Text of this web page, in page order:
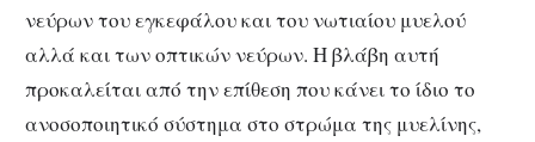
νεύρων του εγκεφάλου και του νωτιαίου μυελού
αλλά και των οπτικών νεύρων. Η βλάβη αυτή
προκαλείται από την επίθεση που κάνει το ίδιο το
ανοσοποιητικό σύστημα στο στρώμα της μυελίνης,